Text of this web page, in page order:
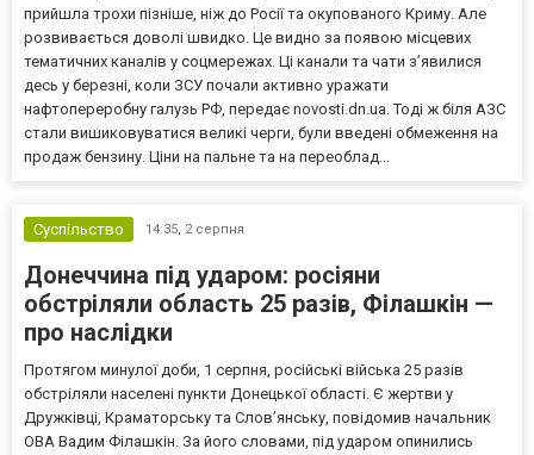
прийшла трохи пізніше, ніж до Росії та окупованого Криму. Але
розвивається доволі швидко. Це видно за появою місцевих
тематичних каналів у соцмережах. Ці канали та чати з’явилися
десь у березні, коли ЗСУ почали активно уражати
нафтопереробну галузь РФ, передає novosti.dn.ua. Тоді ж біля АЗС
стали вишиковуватися великі черги, були введені обмеження на
продаж бензину. Ціни на пальне та на переоблад...
Суспільство 14:35, 2 серпня
Донеччина під ударом: росіяни
обстріляли область 25 разів, Філашкін —
про наслідки
Протягом минулої доби, 1 серпня, російські війська 25 разів
обстріляли населені пункти Донецької області. Є жертви у
Дружківці, Краматорську та Слов’янську, повідомив начальник
ОВА Вадим Філашкін. За його словами, під ударом опинились